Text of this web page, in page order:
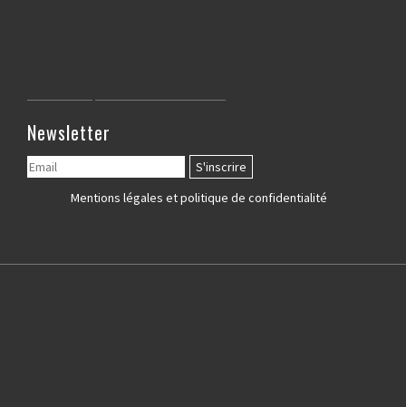
Newsletter
Mentions légales et politique de confidentialité